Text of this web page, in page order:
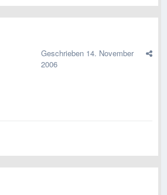
Geschrieben 14. November
2006